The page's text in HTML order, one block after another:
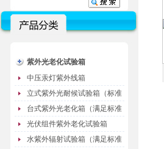
紫外光老化试验箱
中压汞灯紫外线箱
立式紫外光耐候试验箱（标准
型）
台式紫外光老化箱（满足标准
GB/T16776）
光伏组件紫外老化试验箱
水紫外辐射试验箱（满足标准